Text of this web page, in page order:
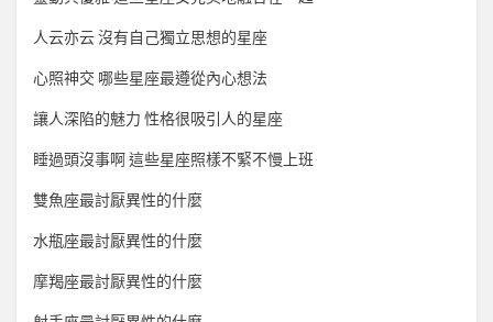
人云亦云 沒有自己獨立思想的星座
心照神交 哪些星座最遵從內心想法
讓人深陷的魅力 性格很吸引人的星座
睡過頭沒事啊 這些星座照樣不緊不慢上班
雙魚座最討厭異性的什麼
水瓶座最討厭異性的什麼
摩羯座最討厭異性的什麼